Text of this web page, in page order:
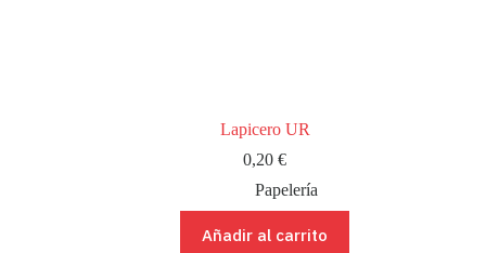
Lapicero UR
0,20 €
Papelería
Añadir al carrito